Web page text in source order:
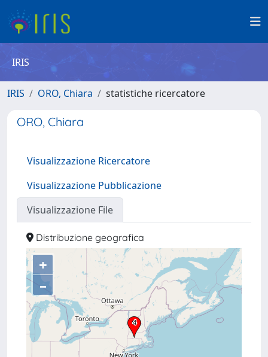
IRIS
IRIS ORO, Chiara statistiche ricercatore
ORO, Chiara
Visualizzazione Ricercatore
Visualizzazione Pubblicazione
Visualizzazione File
Distribuzione geografica
+
–